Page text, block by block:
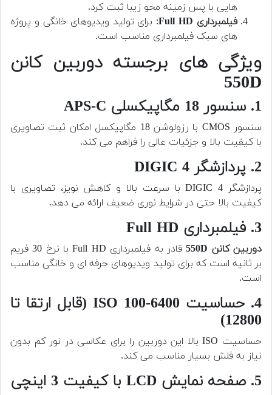
هایی با پس زمینه محو زیبا ثبت کرد.
فیلمبرداری Full HD
: برای تولید ویدیوهای خانگی و پروژه
های سبک فیلمبرداری مناسب است.
ویژگی های برجسته دوربین کانن
550D
1. سنسور 18 مگاپیکسلی APS-C
سنسور CMOS با رزولوشن 18 مگاپیکسل امکان ثبت تصاویری
با کیفیت بالا و جزئیات عالی را فراهم می کند.
2. پردازشگر DIGIC 4
پردازشگر DIGIC 4 با سرعت بالا و کاهش نویز، تصاویری با
کیفیت بالا حتی در شرایط نوری ضعیف ارائه می دهد.
3. فیلمبرداری Full HD
دوربین کانن 550D
قادر به فیلمبرداری Full HD با نرخ 30 فریم
بر ثانیه است که برای تولید ویدیوهای حرفه ای و خانگی مناسب
است.
4. حساسیت ISO 100-6400 (قابل ارتقا تا
12800)
حساسیت ISO بالا این دوربین را برای عکاسی در نور کم بدون
نیاز به فلش بسیار مناسب می کند.
5. صفحه نمایش LCD با کیفیت 3 اینچی